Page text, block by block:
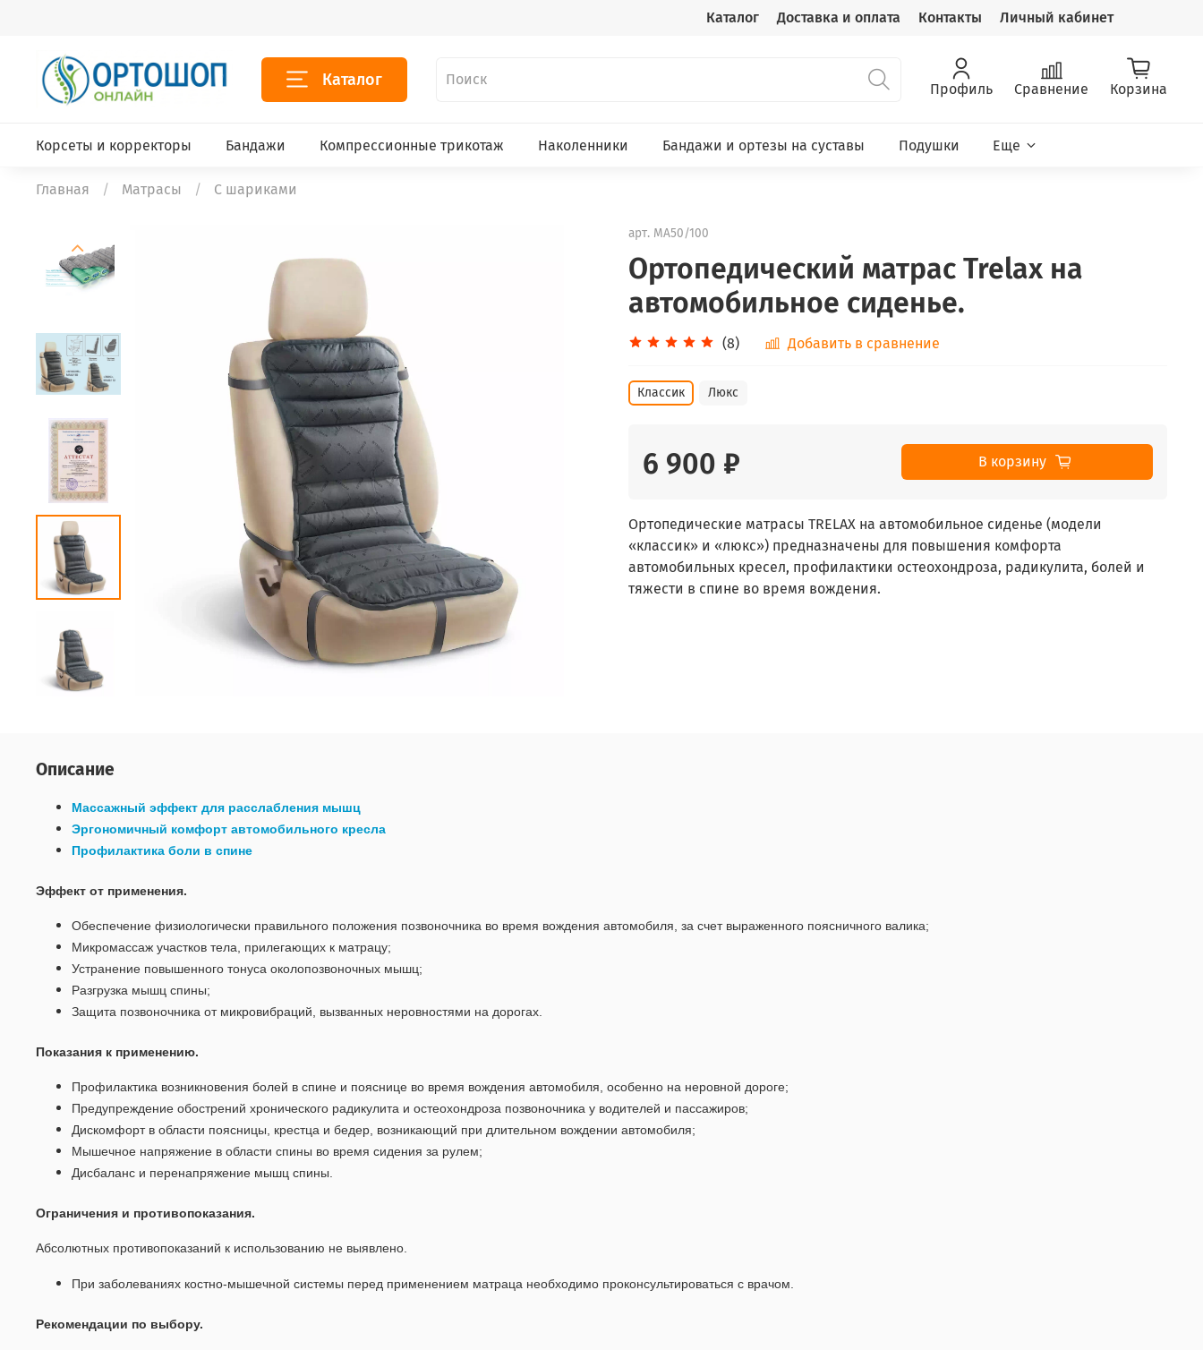
Каталог Доставка и оплата Контакты Личный кабинет
Каталог Профиль Сравнение Корзина
Корсеты и корректоры Бандажи Компрессионные трикотаж Наколенники Бандажи и ортезы на суставы Подушки Еще
Главная Матрасы С шариками
арт. МА50/100
Ортопедический матрас Trelax на
автомобильное сиденье.
(8) Добавить в сравнение
Классик Люкс
6 900 ₽ В корзину
Ортопедические матрасы TRELAX на автомобильное сиденье (модели
«классик» и «люкс») предназначены для повышения комфорта
автомобильных кресел, профилактики остеохондроза, радикулита, болей и
тяжести в спине во время вождения.
Описание
Массажный эффект для расслабления мышц
Эргономичный комфорт автомобильного кресла
Профилактика боли в спине
Эффект от применения.
Обеспечение физиологически правильного положения позвоночника во время вождения автомобиля, за счет выраженного поясничного валика;
Микромассаж участков тела, прилегающих к матрацу;
Устранение повышенного тонуса околопозвоночных мышц;
Разгрузка мышц спины;
Защита позвоночника от микровибраций, вызванных неровностями на дорогах.
Показания к применению.
Профилактика возникновения болей в спине и пояснице во время вождения автомобиля, особенно на неровной дороге;
Предупреждение обострений хронического радикулита и остеохондроза позвоночника у водителей и пассажиров;
Дискомфорт в области поясницы, крестца и бедер, возникающий при длительном вождении автомобиля;
Мышечное напряжение в области спины во время сидения за рулем;
Дисбаланс и перенапряжение мышц спины.
Ограничения и противопоказания.
Абсолютных противопоказаний к использованию не выявлено.
При заболеваниях костно-мышечной системы перед применением матраца необходимо проконсультироваться с врачом.
Рекомендации по выбору.